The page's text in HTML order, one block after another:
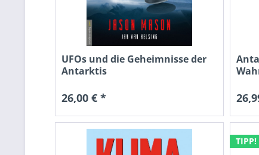
UFOs und die Geheimnisse der
Antarktis
26,00 € *
TIPP!